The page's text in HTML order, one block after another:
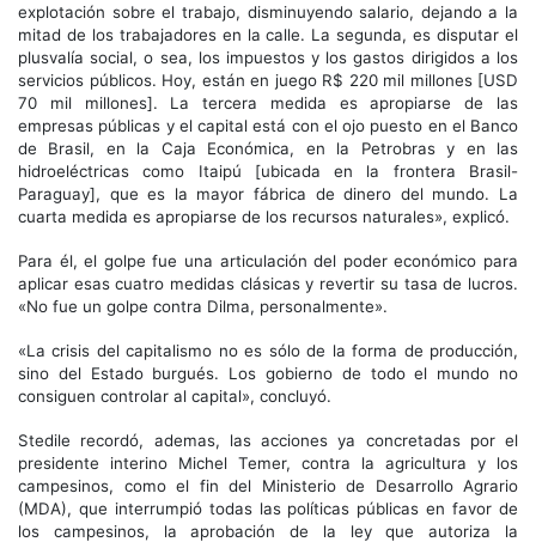
explotación sobre el trabajo, disminuyendo salario, dejando a la
mitad de los trabajadores en la calle. La segunda, es disputar el
plusvalía social, o sea, los impuestos y los gastos dirigidos a los
servicios públicos. Hoy, están en juego R$ 220 mil millones [USD
70 mil millones]. La tercera medida es apropiarse de las
empresas públicas y el capital está con el ojo puesto en el Banco
de Brasil, en la Caja Económica, en la Petrobras y en las
hidroeléctricas como Itaipú [ubicada en la frontera Brasil-
Paraguay], que es la mayor fábrica de dinero del mundo. La
cuarta medida es apropiarse de los recursos naturales», explicó.
Para él, el golpe fue una articulación del poder económico para
aplicar esas cuatro medidas clásicas y revertir su tasa de lucros.
«No fue un golpe contra Dilma, personalmente».
«La crisis del capitalismo no es sólo de la forma de producción,
sino del Estado burgués. Los gobierno de todo el mundo no
consiguen controlar al capital», concluyó.
Stedile recordó, ademas, las acciones ya concretadas por el
presidente interino Michel Temer, contra la agricultura y los
campesinos, como el fin del Ministerio de Desarrollo Agrario
(MDA), que interrumpió todas las políticas públicas en favor de
los campesinos, la aprobación de la ley que autoriza la